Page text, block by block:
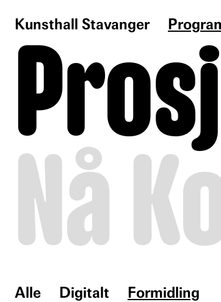
Kunsthall Stavanger
Nå
Alle Digitalt
Formidling